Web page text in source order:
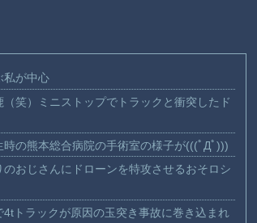
私が中心
（笑）ミニストップでトラックと衝突したド
時の熊本総合病院の手術室の様子が(((ﾟДﾟ)))
のおじさんにドローンを特攻させるおそロシ
4tトラックが原因の玉突き事故に巻き込まれ